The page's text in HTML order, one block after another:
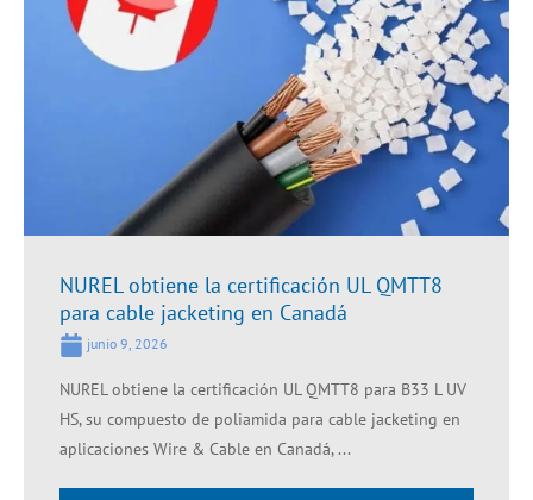
NUREL obtiene la certificación UL QMTT8
para cable jacketing en Canadá
junio 9, 2026
NUREL obtiene la certificación UL QMTT8 para B33 L UV
HS, su compuesto de poliamida para cable jacketing en
aplicaciones Wire & Cable en Canadá, ...